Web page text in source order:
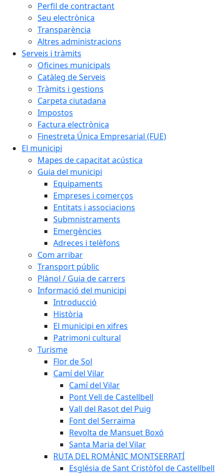
Perfil de contractant
Seu electrònica
Transparència
Altres administracions
Serveis i tràmits
Oficines municipals
Catàleg de Serveis
Tràmits i gestions
Carpeta ciutadana
Impostos
Factura electrònica
Finestreta Única Empresarial (FUE)
El municipi
Mapes de capacitat acústica
Guia del municipi
Equipaments
Empreses i comerços
Entitats i associacions
Submnistraments
Emergències
Adreces i telèfons
Com arribar
Transport públic
Plànol / Guia de carrers
Informació del municipi
Introducció
Història
El municipi en xifres
Patrimoni cultural
Turisme
Flor de Sol
Camí del Vilar
Camí del Vilar
Pont Vell de Castellbell
Vall del Rasot del Puig
Font del Serraïma
Revolta de Mansuet Boxó
Santa Maria del Vilar
RUTA DEL ROMÀNIC MONTSERRATÍ
Església de Sant Cristòfol de Castellbell